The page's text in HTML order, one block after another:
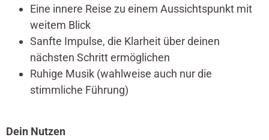
Eine innere Reise zu einem Aussichtspunkt mit
weitem Blick
Sanfte Impulse, die Klarheit über deinen
nächsten Schritt ermöglichen
Ruhige Musik (wahlweise auch nur die
stimmliche Führung)
Dein Nutzen